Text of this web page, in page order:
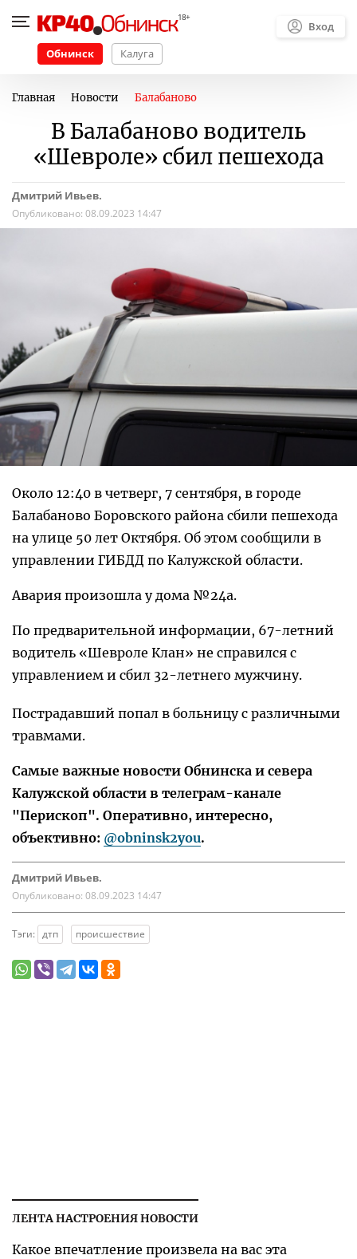
Обнинск Калуга
Вход
Главная Новости Балабаново
В Балабаново водитель
«Шевроле» сбил пешехода
Дмитрий Ивьев.
Опубликовано: 08.09.2023 14:47
Около 12:40 в четверг, 7 сентября, в городе
Балабаново Боровского района сбили пешехода
на улице 50 лет Октября. Об этом сообщили в
управлении ГИБДД по Калужской области.
Авария произошла у дома №24а.
По предварительной информации, 67-летний
водитель «Шевроле Клан» не справился с
управлением и сбил 32-летнего мужчину.
Пострадавший попал в больницу с различными
травмами.
Самые важные новости Обнинска и севера
Калужской области в телеграм-канале
"Перископ". Оперативно, интересно,
объективно: @obninsk2you.
Дмитрий Ивьев.
Опубликовано: 08.09.2023 14:47
Тэги: дтп происшествие
ЛЕНТА НАСТРОЕНИЯ НОВОСТИ
Какое впечатление произвела на вас эта